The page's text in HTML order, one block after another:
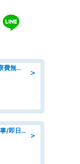
＞
組立・組付け/高収入/日払いOK/寮費無料/交替制/20・30・40代活躍中
＞
8月開始/病院での経理事務のお仕事/即日勤務可/車通勤可/経理/一般事務